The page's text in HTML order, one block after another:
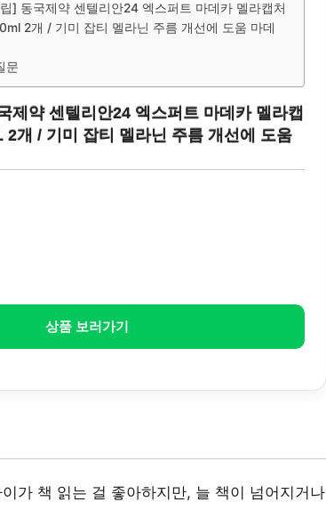
] 동국제약 센텔리안24 엑스퍼트 마데카 멜라캡처
2개 / 기미 잡티 멜라닌 주름 개선에 도움 마데
문
제약 센텔리안24 엑스퍼트 마데카 멜라캡
2개 / 기미 잡티 멜라닌 주름 개선에 도움
상품 보러가기
가 책 읽는 걸 좋아하지만, 늘 책이 넘어지거나